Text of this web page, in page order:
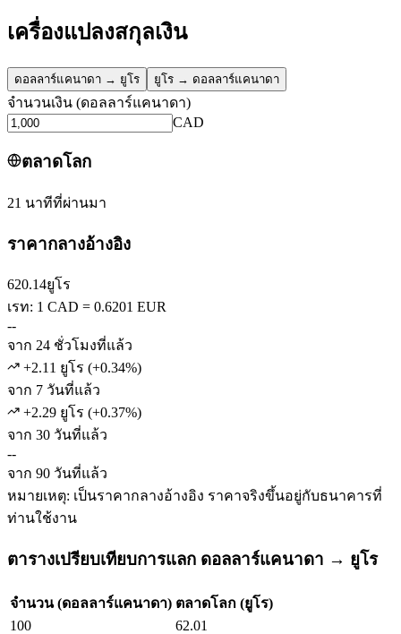
เครื่องแปลงสกุลเงิน
ดอลลาร์แคนาดา → ยูโร ยูโร → ดอลลาร์แคนาดา
จำนวนเงิน (ดอลลาร์แคนาดา)
CAD
ตลาดโลก
21 นาทีที่ผ่านมา
ราคากลางอ้างอิง
620.14ยูโร
เรท: 1 CAD = 0.6201 EUR
--
จาก 24 ชั่วโมงที่แล้ว
+2.11 ยูโร (+0.34%)
จาก 7 วันที่แล้ว
+2.29 ยูโร (+0.37%)
จาก 30 วันที่แล้ว
--
จาก 90 วันที่แล้ว
หมายเหตุ: เป็นราคากลางอ้างอิง ราคาจริงขึ้นอยู่กับธนาคารที่
ท่านใช้งาน
ตารางเปรียบเทียบการแลก ดอลลาร์แคนาดา → ยูโร
จำนวน (ดอลลาร์แคนาดา) ตลาดโลก (ยูโร)
100
62.01